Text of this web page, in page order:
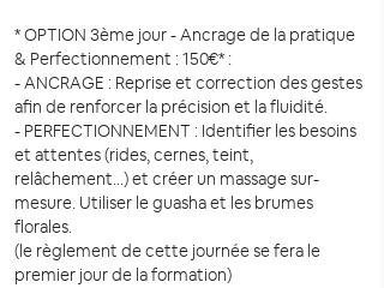
* OPTION 3ème jour - Ancrage de la pratique
& Perfectionnement : 150€* :
- ANCRAGE : Reprise et correction des gestes
afin de renforcer la précision et la fluidité.
- PERFECTIONNEMENT : Identifier les besoins
et attentes (rides, cernes, teint,
relâchement...) et créer un massage sur-
mesure. Utiliser le guasha et les brumes
florales.
(le règlement de cette journée se fera le
premier jour de la formation)